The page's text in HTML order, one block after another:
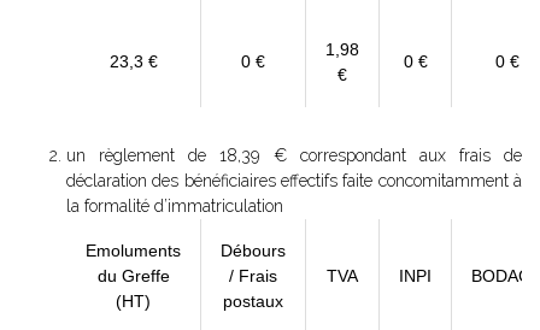
23,3 € 0 €
1,98
€
0 € 0 €
un règlement de 18,39 € correspondant aux frais de
déclaration des bénéficiaires effectifs faite concomitamment à
la formalité d’immatriculation
Emoluments
du Greffe
(HT)
Débours
/ Frais
postaux
TVA INPI